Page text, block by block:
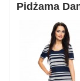
Pidżama